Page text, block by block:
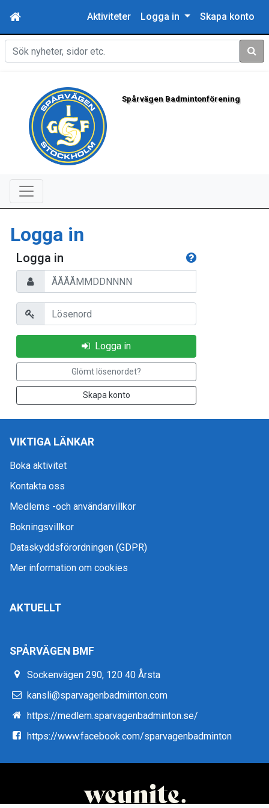
Aktiviteter Logga in Skapa konto
Sök
Spårvägen Badmintonförening
Logga in
Logga in
Personnummer
Lösenord
Logga in
Glömt lösenordet?
Skapa konto
VIKTIGA LÄNKAR
Boka aktivitet
Kontakta oss
Medlems -och användarvillkor
Bokningsvillkor
Dataskyddsförordningen (GDPR)
Mer information om cookies
AKTUELLT
SPÅRVÄGEN BMF
Sockenvägen 290, 120 40 Årsta
kansli@sparvagenbadminton.com
https://medlem.sparvagenbadminton.se/
https://www.facebook.com/sparvagenbadminton